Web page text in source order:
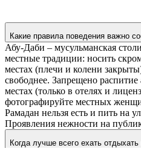
Какие правила поведения важно
Абу-Даби – мусульманская
местные традиции: носить
местах (плечи и колени
свободнее. Запрещено
местах (только в отелях и
фотографируйте местных
Рамадан нельзя есть и пить на
Проявления нежности на
Когда лучше всего ехать